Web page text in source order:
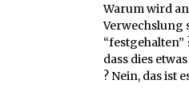
Warum wird
Verwechslung
dass dies
? Nein, das ist